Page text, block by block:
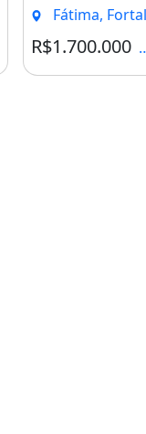
Fátima,
R$1.700.000